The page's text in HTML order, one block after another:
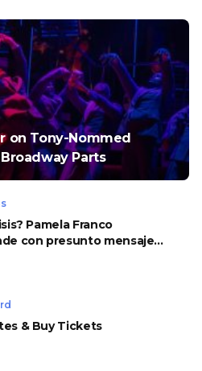
on Tony-Nommed
Broadway Parts
Pamela Franco
con presunto mensaje
& Buy Tickets